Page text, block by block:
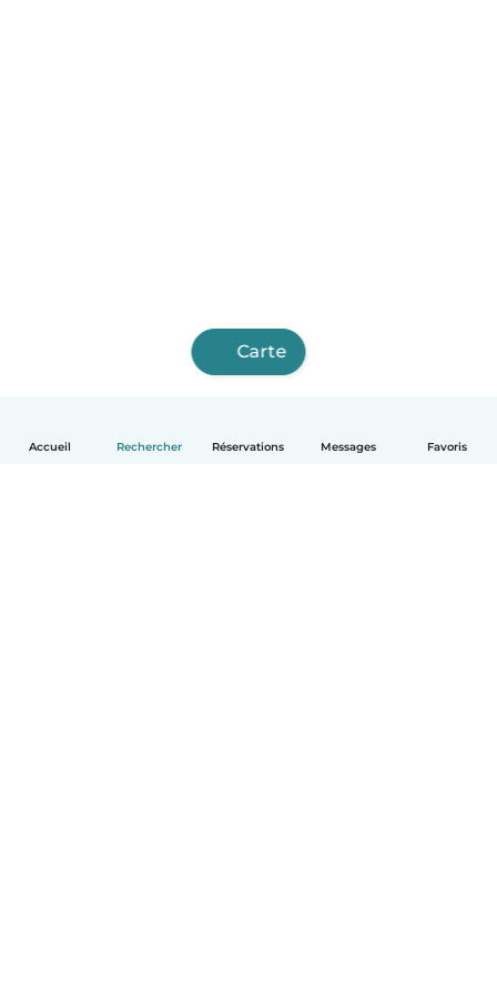
Accueil Rechercher Réservations Messages Favoris
Carte